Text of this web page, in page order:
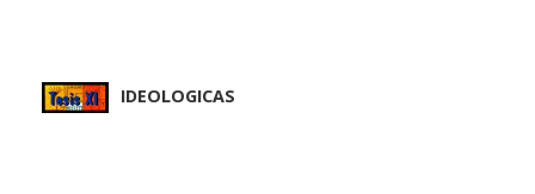
IDEOLOGICAS